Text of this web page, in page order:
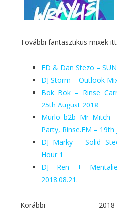
További fantasztikus mixek itt:
FD & Dan Stezo –
DJ Storm – Outlook
Bok Bok – Rinse
25th August 2018
Murlo b2b Mr Mitch
Party, Rinse.FM – 19th
DJ Marky – Solid
Hour 1
DJ Ren +
2018.08.21.
Korábbi